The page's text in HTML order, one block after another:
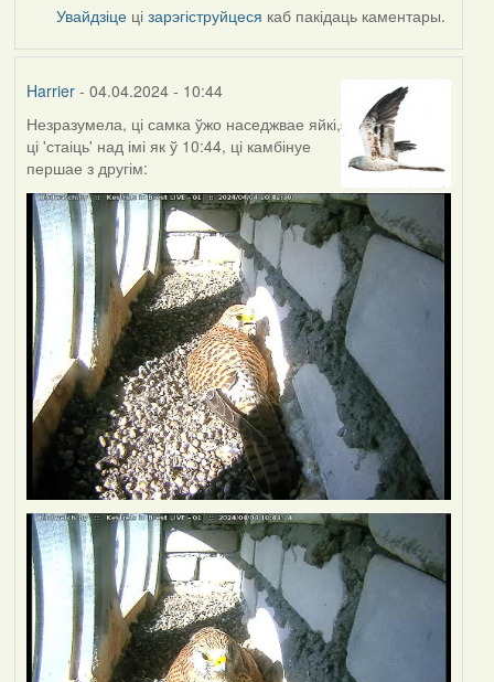
Увайдзіце цізарэгіструйцеся каб пакідаць каментары.
Harrier- 04.04.2024 - 10:44
Незразумела, ці самка ўжо наседжвае яйкі,
ці 'стаіць' над імі як ў 10:44, ці камбінуе
першае з другім: